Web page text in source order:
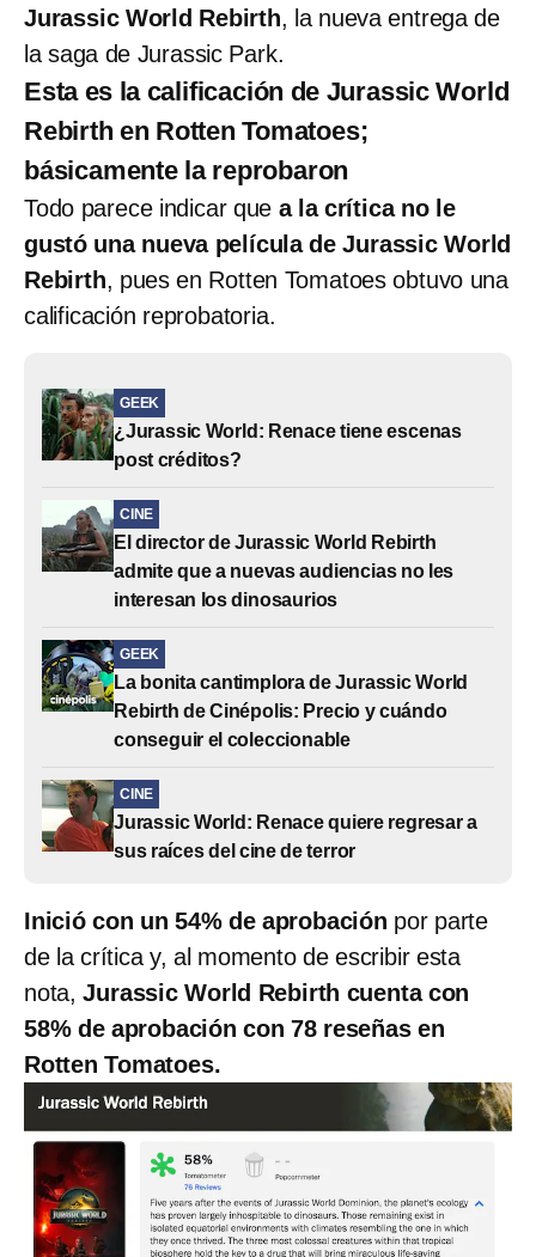
Jurassic World Rebirth, la nueva entrega de
la saga de Jurassic Park.
Esta es la calificación de Jurassic World
Rebirth en Rotten Tomatoes;
básicamente la reprobaron
Todo parece indicar que a la crítica no le
gustó una nueva película de Jurassic World
Rebirth, pues en Rotten Tomatoes obtuvo una
calificación reprobatoria.
GEEK
¿Jurassic World: Renace tiene escenas
post créditos?
CINE
El director de Jurassic World Rebirth
admite que a nuevas audiencias no les
interesan los dinosaurios
GEEK
La bonita cantimplora de Jurassic World
Rebirth de Cinépolis: Precio y cuándo
conseguir el coleccionable
CINE
Jurassic World: Renace quiere regresar a
sus raíces del cine de terror
Inició con un 54% de aprobación por parte
de la crítica y, al momento de escribir esta
nota,Jurassic World Rebirth cuenta con
58% de aprobación con 78 reseñas en
Rotten Tomatoes.